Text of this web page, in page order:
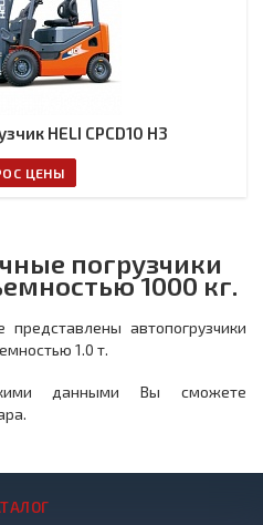
HELI CPCD10 H3
ЦЕНЫ
погрузчики
1000 кг.
автопогрузчики
1.0 т.
данными Вы сможете